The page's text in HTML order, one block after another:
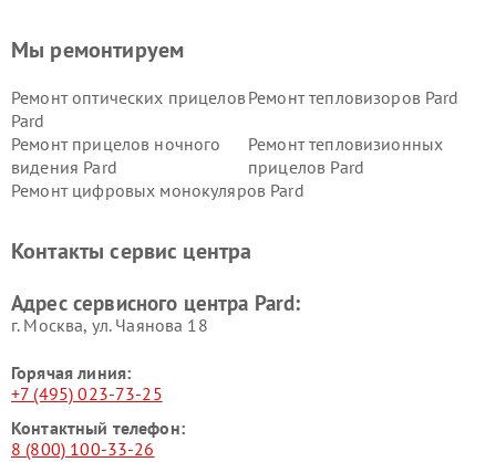
Мы ремонтируем
Ремонт оптических прицелов
Pard
Ремонт тепловизоров Pard
Ремонт прицелов ночного
видения Pard
Ремонт тепловизионных
прицелов Pard
Ремонт цифровых монокуляров Pard
Контакты сервис центра
Адрес сервисного центра Pard:
г. Москва, ул. Чаянова 18
Горячая линия:
+7 (495) 023-73-25
Контактный телефон:
8 (800) 100-33-26